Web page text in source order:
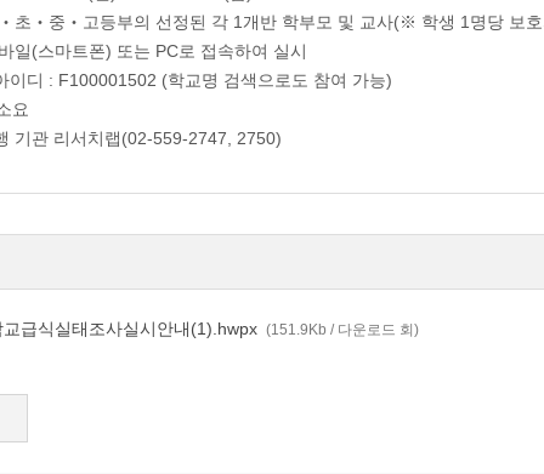
초‧중‧고등부의 선정된 각 1개반 학부모 및 교사(※ 학생 1명당 보
일(스마트폰) 또는 PC로 접속하여 실시
이디 : F100001502 (학교명 검색으로도 참여 가능)
요
기관 리서치랩(02-559-2747, 2750)
급식실태조사실시안내(1).hwpx (151.9Kb / 다운로드 회)